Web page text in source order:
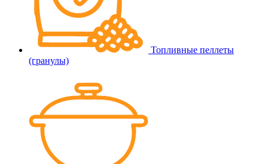
Топливные пеллеты
(гранулы)